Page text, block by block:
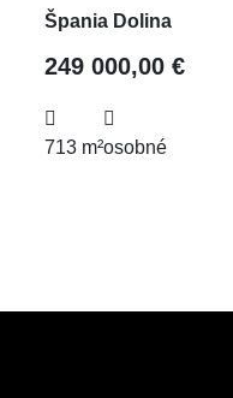
Špania Dolina
249 000,00 €
713 m²osobné